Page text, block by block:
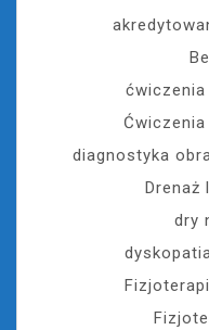
diagnostyka
dry